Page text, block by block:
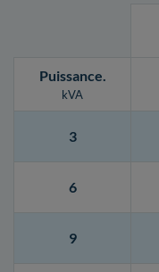
Puissance.
kVA
3
6
9